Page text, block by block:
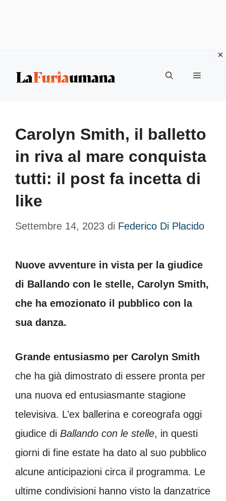
Menu
Carolyn Smith, il balletto
in riva al mare conquista
tutti: il post fa incetta di
like
Settembre 14, 2023 di Federico Di Placido
Nuove avventure in vista per la giudice
di Ballando con le stelle, Carolyn Smith,
che ha emozionato il pubblico con la
sua danza.
Grande entusiasmo per Carolyn Smith
che ha già dimostrato di essere pronta per
una nuova ed entusiasmante stagione
televisiva. L’ex ballerina e coreografa oggi
giudice di Ballando con le stelle, in questi
giorni di fine estate ha dato al suo pubblico
alcune anticipazioni circa il programma. Le
ultime condivisioni hanno visto la danzatrice